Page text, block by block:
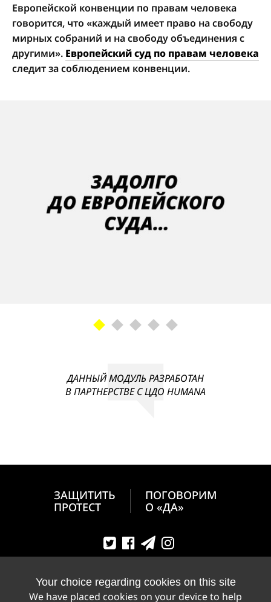
Европейской конвенции по правам человека
говорится, что «каждый имеет право на свободу
мирных собраний и на свободу объединения с
другими». Европейский суд по правам человека
следит за соблюдением конвенции.
ДАННЫЙ МОДУЛЬ РАЗРАБОТАН
В ПАРТНЕРСТВЕ С ЦДО HUMANA
ЗАЩИТИТЬ
ПРОТЕСТ
ПОГОВОРИМ
О «ДА»
Your choice regarding cookies on this site
We have placed cookies on your device to help